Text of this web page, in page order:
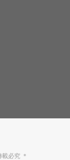
必究 ＊